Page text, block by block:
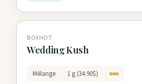
BOXHOT
Wedding Kush
Mélange 1 g (34.90$)